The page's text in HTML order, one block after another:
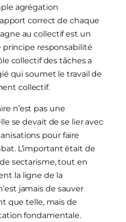
agrégation
correct de chaque
au collectif est un
principe responsabilité
collectif des tâches a
qui soumet le travail de
collectif.
n’est pas une
se devait de se lier avec
pour faire
L’important était de
sectarisme, tout en
la ligne de la
jamais de sauver
que telle, mais de
fondamentale.